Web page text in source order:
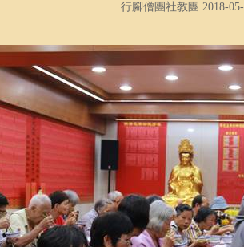
行腳僧團社教團 2018-